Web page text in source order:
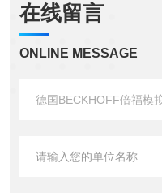
在线留言
ONLINE MESSAGE